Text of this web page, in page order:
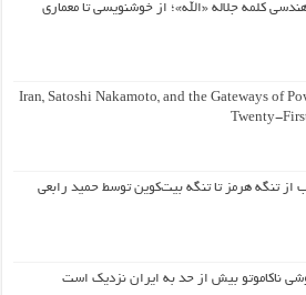
کلمه جلاله «الله»؛ از خوشنویسی تا معماری
Iran, Satoshi Nakamoto, and the Gateways of
Twenty-
از تنگه هرمز تا تنگه بیت‌کوین توسط حمید رابعی
ناکاموتو بیش از حد به ایران نزدیک است